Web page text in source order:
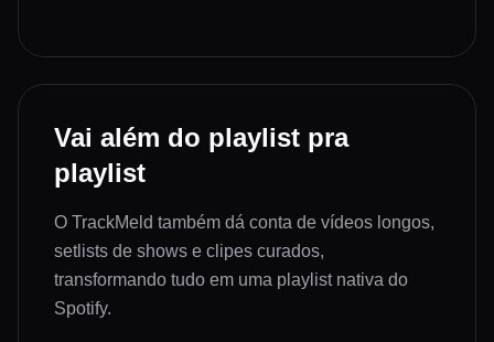
Vai além do playlist pra
playlist
O TrackMeld também dá conta de vídeos longos,
setlists de shows e clipes curados,
transformando tudo em uma playlist nativa do
Spotify.